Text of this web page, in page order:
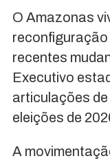
O Amazonas
recentes
Executivo
articulações
eleições de
A